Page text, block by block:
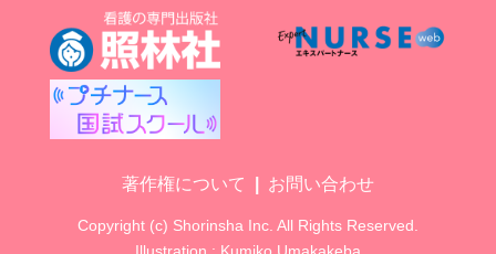
著作権について お問い合わせ
Copyright (c) Shorinsha Inc. All Rights Reserved.